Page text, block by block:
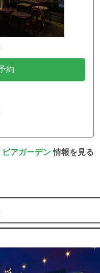
約
ビアガーデン情報を見る